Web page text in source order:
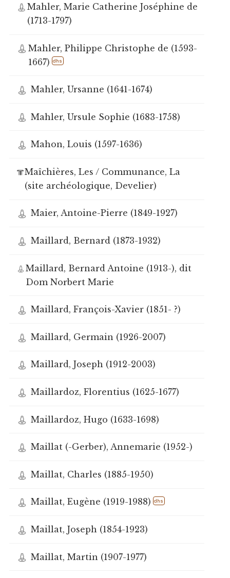
Mahler, Marie Catherine Joséphine de
(1713-1797)
Mahler, Philippe Christophe de (1593-
1667)
dhs
Mahler, Ursanne (1641-1674)
Mahler, Ursule Sophie (1683-1758)
Mahon, Louis (1597-1636)
Maîchières, Les / Communance, La
(site archéologique, Develier)
Maier, Antoine-Pierre (1849-1927)
Maillard, Bernard (1873-1932)
Maillard, Bernard Antoine (1913-), dit
Dom Norbert Marie
Maillard, François-Xavier (1851- ?)
Maillard, Germain (1926-2007)
Maillard, Joseph (1912-2003)
Maillardoz, Florentius (1625-1677)
Maillardoz, Hugo (1633-1698)
Maillat (-Gerber), Annemarie (1952-)
Maillat, Charles (1885-1950)
Maillat, Eugène (1919-1988) dhs
Maillat, Joseph (1854-1923)
Maillat, Martin (1907-1977)